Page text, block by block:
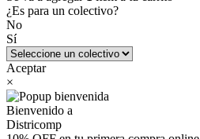
¿Es para un colectivo?
No
Sí
Aceptar
×
Bienvenido a
Districomp